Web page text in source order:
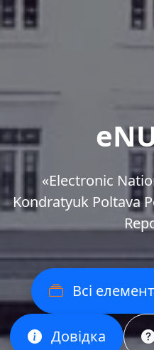
«Еlectronic
Kondratyuk Poltava
Всі
Довідка